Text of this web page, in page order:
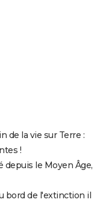
de la vie sur Terre :
!
depuis le Moyen Âge,
bord de l'extinction il